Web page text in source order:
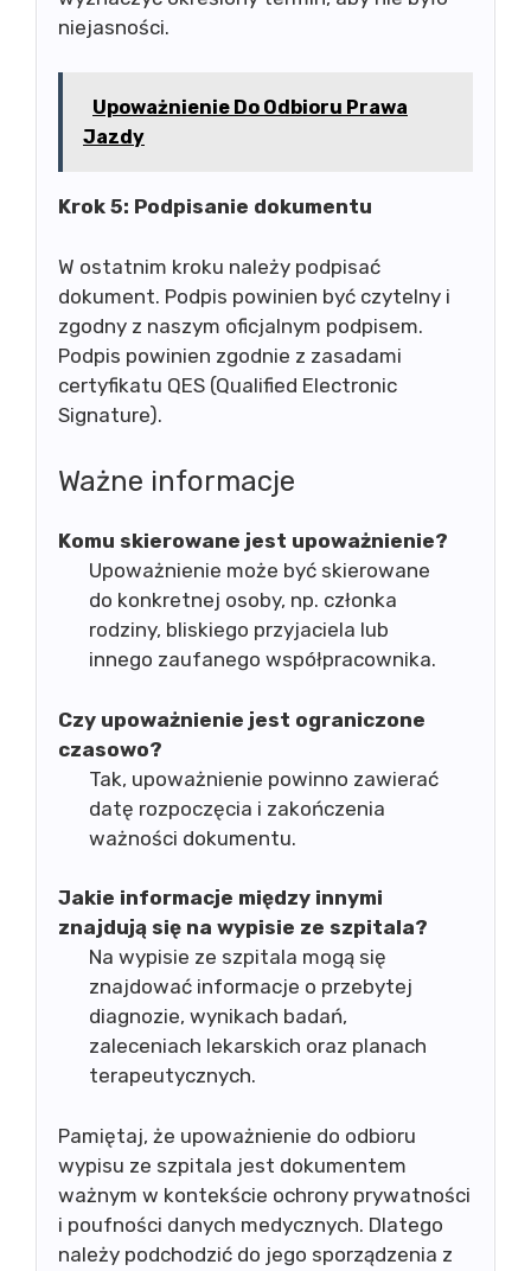
niejasności.
Upoważnienie Do Odbioru Prawa
Jazdy
Krok 5: Podpisanie dokumentu
W ostatnim kroku należy podpisać
dokument. Podpis powinien być czytelny i
zgodny z naszym oficjalnym podpisem.
Podpis powinien zgodnie z zasadami
certyfikatu QES (Qualified Electronic
Signature).
Ważne informacje
Komu skierowane jest upoważnienie?
Upoważnienie może być skierowane
do konkretnej osoby, np. członka
rodziny, bliskiego przyjaciela lub
innego zaufanego współpracownika.
Czy upoważnienie jest ograniczone
czasowo?
Tak, upoważnienie powinno zawierać
datę rozpoczęcia i zakończenia
ważności dokumentu.
Jakie informacje między innymi
znajdują się na wypisie ze szpitala?
Na wypisie ze szpitala mogą się
znajdować informacje o przebytej
diagnozie, wynikach badań,
zaleceniach lekarskich oraz planach
terapeutycznych.
Pamiętaj, że upoważnienie do odbioru
wypisu ze szpitala jest dokumentem
ważnym w kontekście ochrony prywatności
i poufności danych medycznych. Dlatego
należy podchodzić do jego sporządzenia z